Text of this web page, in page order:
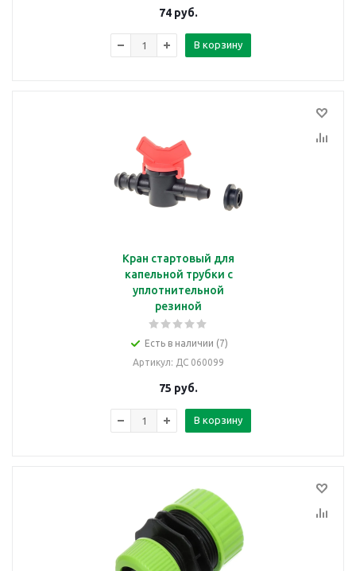
74 руб.
В корзину
Кран стартовый для
капельной трубки с
уплотнительной
резиной
Есть в наличии (7)
Артикул: ДС 060099
75 руб.
В корзину